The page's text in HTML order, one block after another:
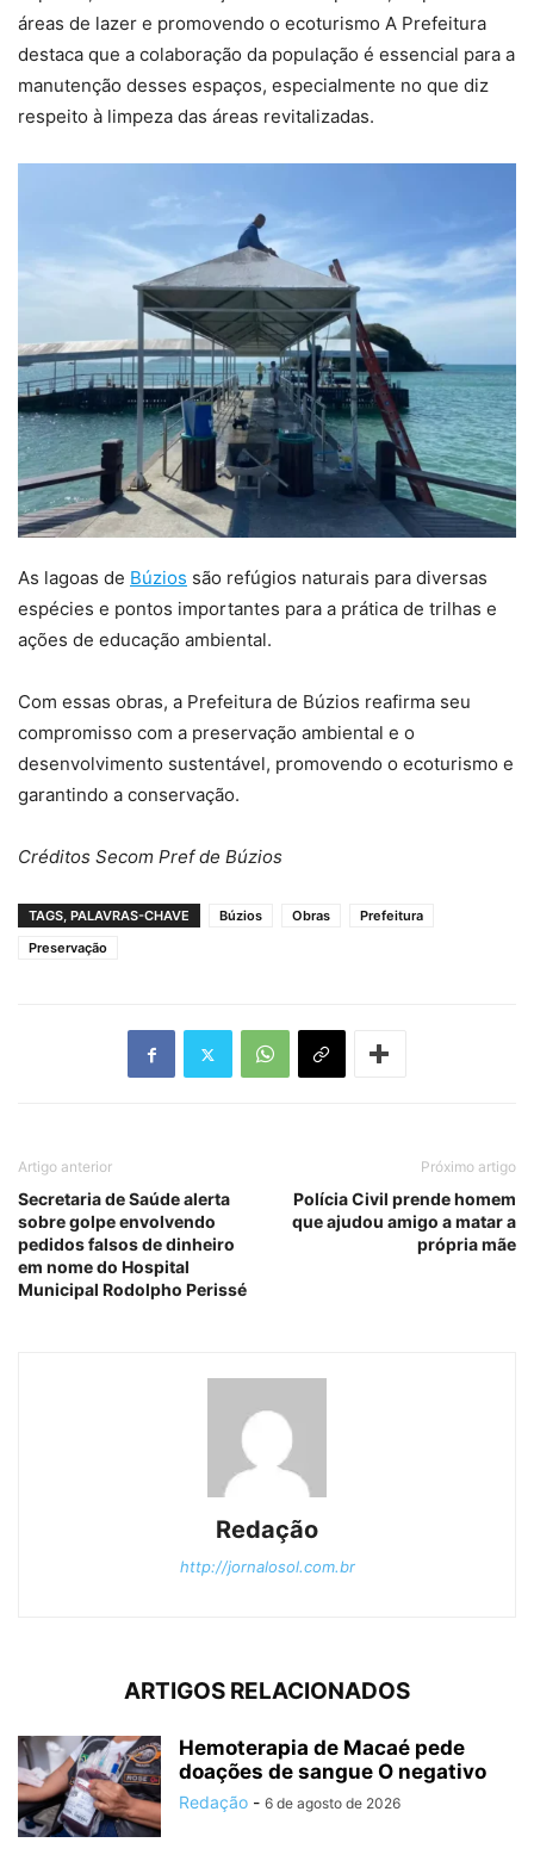
áreas de lazer e promovendo o ecoturismo A Prefeitura
destaca que a colaboração da população é essencial para a
manutenção desses espaços, especialmente no que diz
respeito à limpeza das áreas revitalizadas.
As lagoas de Búzios são refúgios naturais para diversas
espécies e pontos importantes para a prática de trilhas e
ações de educação ambiental.
Com essas obras, a Prefeitura de Búzios reafirma seu
compromisso com a preservação ambiental e o
desenvolvimento sustentável, promovendo o ecoturismo e
garantindo a conservação.
Créditos Secom Pref de Búzios
TAGS, PALAVRAS-CHAVE Búzios Obras
Prefeitura
Preservação
Artigo anterior
Secretaria de Saúde alerta
sobre golpe envolvendo
pedidos falsos de dinheiro
em nome do Hospital
Municipal Rodolpho Perissé
Próximo artigo
Polícia Civil prende homem
que ajudou amigo a matar a
própria mãe
Redação
http://jornalosol.com.br
ARTIGOS RELACIONADOS
Hemoterapia de Macaé pede
doações de sangue O negativo
Redação - 6 de agosto de 2026